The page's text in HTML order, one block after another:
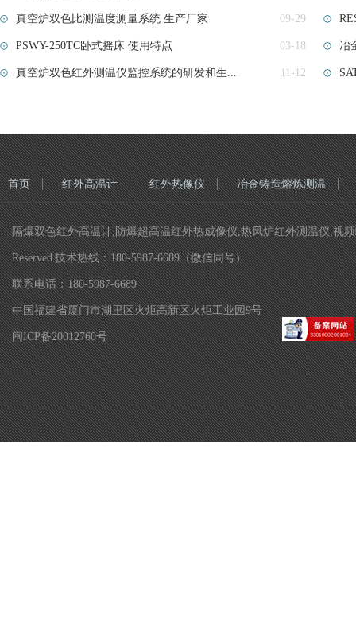
真空炉双色比测温度测量系统 生产厂家 09-29
PSWY-250TC卧式摇床 使用特点 03-18
真空炉双色红外测温仪监控系统的研发和生... 11-12
冶
首页 红外高温计 红外热像仪 冶金铸造熔炼测温
隔爆双色红外高温计,防爆超高温红外热成像仪,热风炉红外测温仪,视
Reserved 技术热线：180-5987-6689（微信同号）
联系电话：180-5987-6689
中国福建省厦门市湖里区火炬高新区火炬工业园9号
闽ICP备20012760号